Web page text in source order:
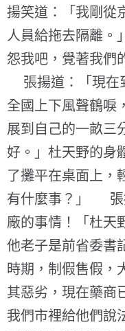
揚笑道：「我剛從
人員給拖去隔離
怨我吧，覺著我們
張揚道：「現在
全國上下風聲鶴唳
展到自己的一畝
好。」杜天野的身
了攤平在桌面上，
有什麼事？」 張
廠的事情！「杜天
他老子是前省委書
時期，制假售假，
其惡劣，現在藥商
我們市裡給他們說